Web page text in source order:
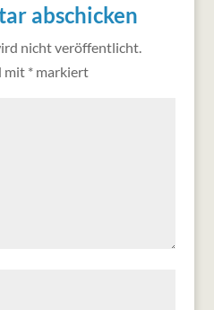
abschicken
nicht veröffentlicht.
mit *markiert